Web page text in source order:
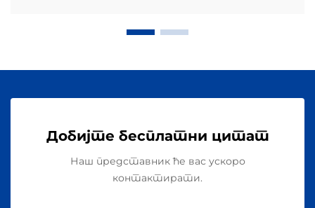
Добијте бесплатни цитат
Наш представник ће вас ускоро
контактирати.